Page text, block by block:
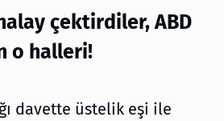
çektirdiler, ABD
o halleri!
davette üstelik eşi ile